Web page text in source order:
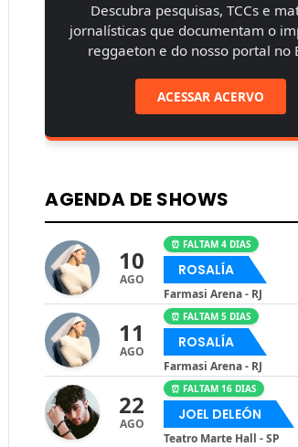
Descubra pesquisas, TCCs e
jornalísticas que documentam o
reggaeton e do nosso portal no
ACESSAR ACERVO
AGENDA DE SHOWS
10
AGO
⏰ FALTAM 4 DIAS
ROSALÍA
Farmasi Arena - RJ
11
AGO
⏰ FALTAM 5 DIAS
ROSALÍA
Farmasi Arena - RJ
22
AGO
⏰ FALTAM 16 DIAS
JOEL DELEÓN
Teatro Marte Hall - SP